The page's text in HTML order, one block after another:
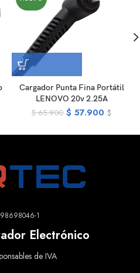
Cargador Punta Fina Portátil
LENOVO 20v 2.25A
$65.900 $ 57.900 $
1
Electrónico
de IVA